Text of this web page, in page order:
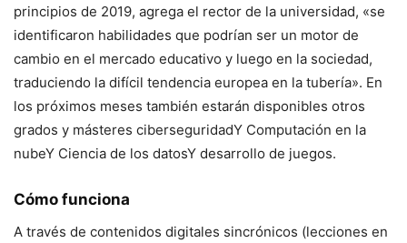
principios de 2019, agrega el rector de la universidad, «se
identificaron habilidades que podrían ser un motor de
cambio en el mercado educativo y luego en la sociedad,
traduciendo la difícil tendencia europea en la tubería». En
los próximos meses también estarán disponibles otros
grados y másteres ciberseguridadY Computación en la
nubeY Ciencia de los datosY desarrollo de juegos.
Cómo funciona
A través de contenidos digitales sincrónicos (lecciones en